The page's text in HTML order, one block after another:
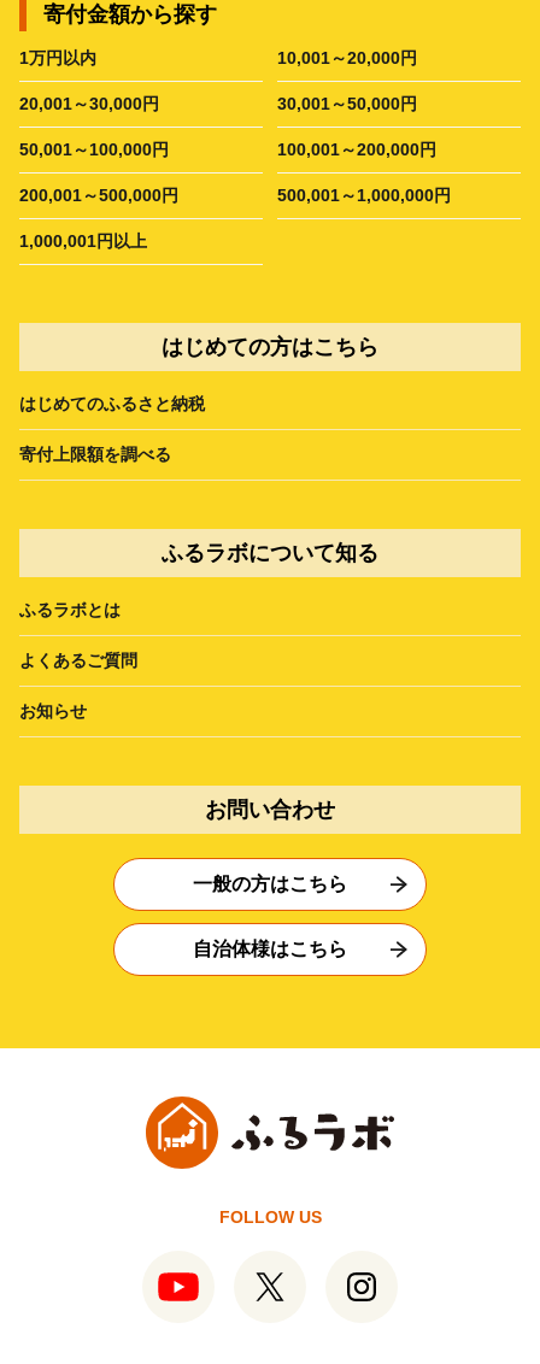
寄付金額から探す
1万円以内 10,001～20,000円
20,001～30,000円 30,001～50,000円
50,001～100,000円 100,001～200,000円
200,001～500,000円 500,001～1,000,000円
1,000,001円以上
はじめての方はこちら
はじめてのふるさと納税
寄付上限額を調べる
ふるラボについて知る
ふるラボとは
よくあるご質問
お知らせ
お問い合わせ
一般の方はこちら
自治体様はこちら
FOLLOW US